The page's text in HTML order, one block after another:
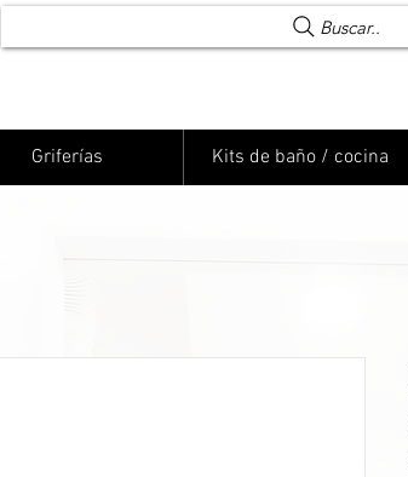
Buscar..
Griferías Kits de baño / cocina